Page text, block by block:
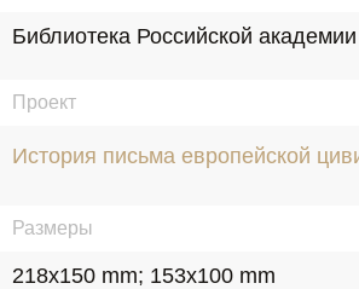
Библиотека Российской
Проект
История письма европейской
Размеры
218x150 mm; 153x100 mm